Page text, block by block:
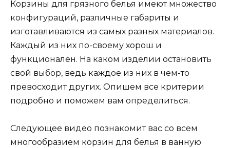
Корзины для грязного белья имеют множество
конфигураций, различные габариты и
изготавливаются из самых разных материалов.
Каждый из них по-своему хорош и
функционален. На каком изделии остановить
свой выбор, ведь каждое из них в чем-то
превосходит других. Опишем все критерии
подробно и поможем вам определиться.
Следующее видео познакомит вас со всем
многообразием корзин для белья в ванную